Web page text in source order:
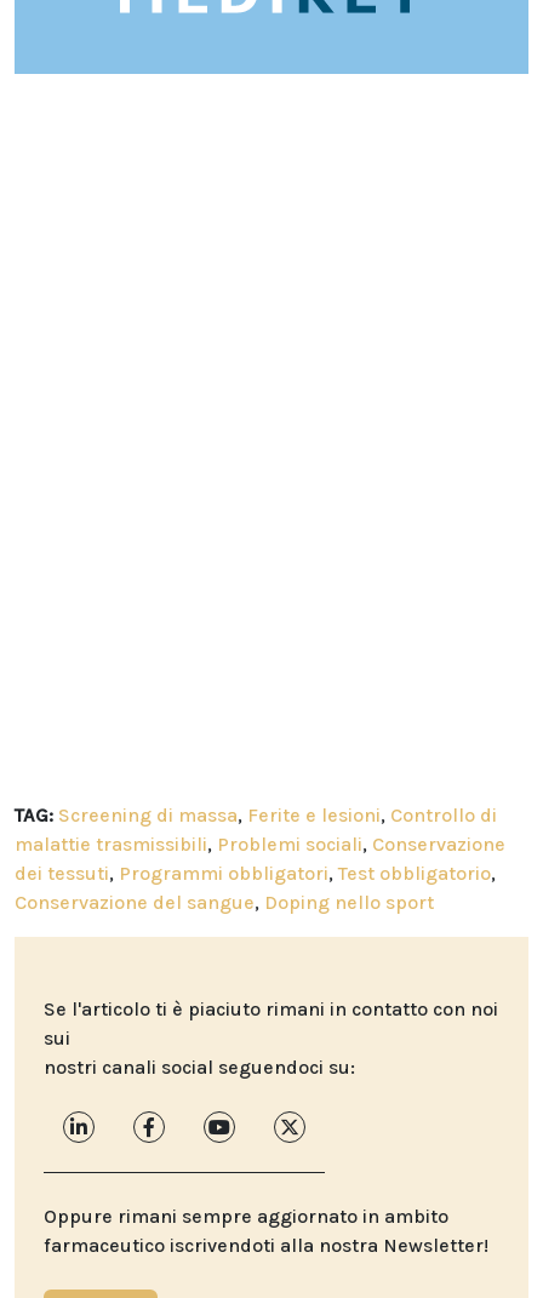
TAG: Screening di massa, Ferite e lesioni, Controllo di
malattie trasmissibili, Problemi sociali, Conservazione
dei tessuti, Programmi obbligatori,Test obbligatorio,
Conservazione del sangue, Doping nello sport
Se l'articolo ti è piaciuto rimani in contatto con noi
sui
nostri canali social seguendoci su:
Oppure rimani sempre aggiornato in ambito
farmaceutico iscrivendoti alla nostra Newsletter!